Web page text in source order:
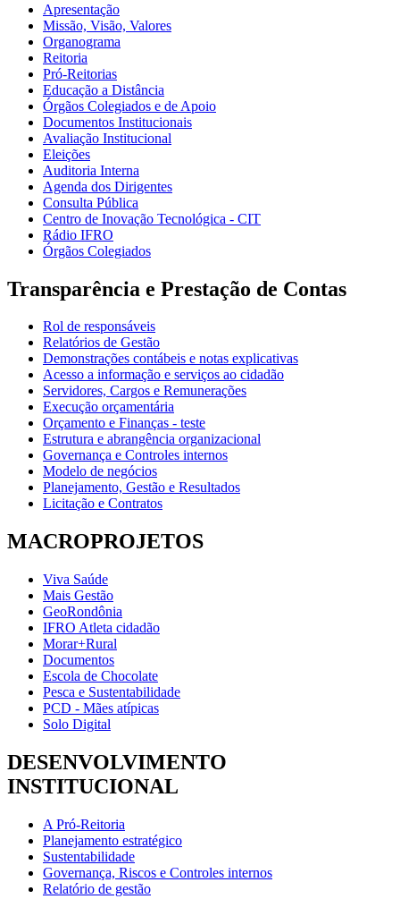
Apresentação
Missão, Visão, Valores
Organograma
Reitoria
Pró-Reitorias
Educação a Distância
Órgãos Colegiados e de Apoio
Documentos Institucionais
Avaliação Institucional
Eleições
Auditoria Interna
Agenda dos Dirigentes
Consulta Pública
Centro de Inovação Tecnológica - CIT
Rádio IFRO
Órgãos Colegiados
Transparência e Prestação de Contas
Rol de responsáveis
Relatórios de Gestão
Demonstrações contábeis e notas explicativas
Acesso a informação e serviços ao cidadão
Servidores, Cargos e Remunerações
Execução orçamentária
Orçamento e Finanças - teste
Estrutura e abrangência organizacional
Governança e Controles internos
Modelo de negócios
Planejamento, Gestão e Resultados
Licitação e Contratos
MACROPROJETOS
Viva Saúde
Mais Gestão
GeoRondônia
IFRO Atleta cidadão
Morar+Rural
Documentos
Escola de Chocolate
Pesca e Sustentabilidade
PCD - Mães atípicas
Solo Digital
DESENVOLVIMENTO
INSTITUCIONAL
A Pró-Reitoria
Planejamento estratégico
Sustentabilidade
Governança, Riscos e Controles internos
Relatório de gestão